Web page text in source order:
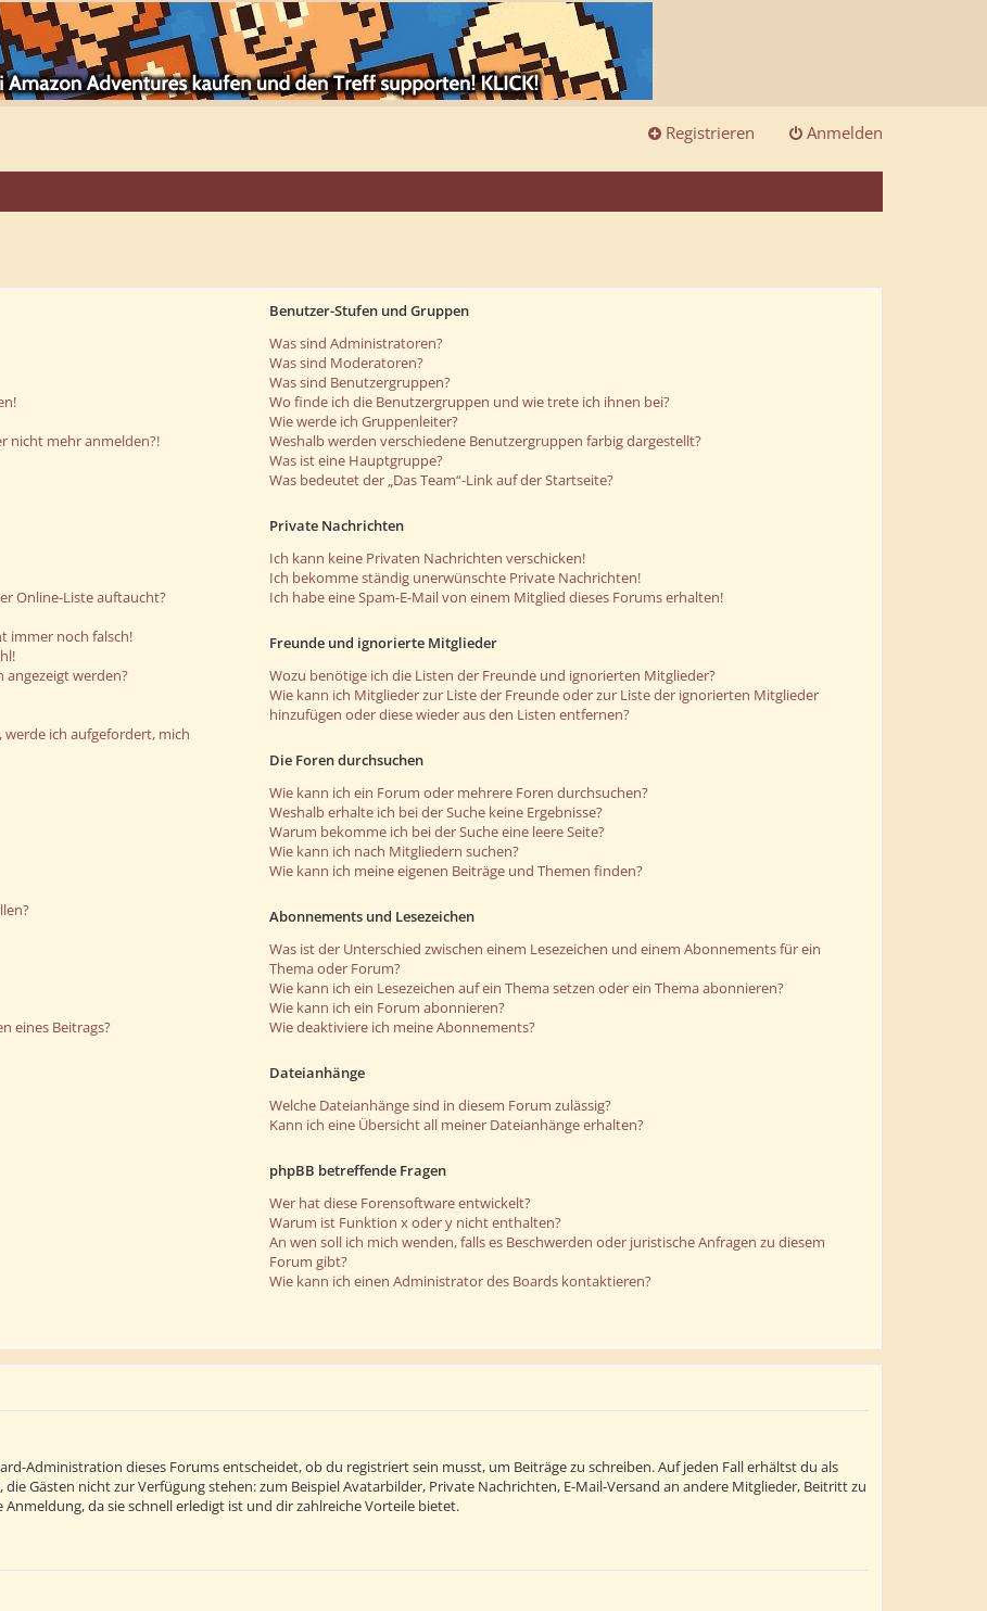
Anmelden
Registrieren
nicht mehr anmelden?!
Online-Liste auftaucht?
immer noch falsch!
angezeigt werden?
werde ich aufgefordert, mich
eines Beitrags?
Benutzer-Stufen und Gruppen
Was sind Administratoren?
Was sind Moderatoren?
Was sind Benutzergruppen?
Wo finde ich die Benutzergruppen und wie trete ich ihnen bei?
Wie werde ich Gruppenleiter?
Weshalb werden verschiedene Benutzergruppen farbig dargestellt?
Was ist eine Hauptgruppe?
Was bedeutet der „Das Team“-Link auf der Startseite?
Private Nachrichten
Ich kann keine Privaten Nachrichten verschicken!
Ich bekomme ständig unerwünschte Private Nachrichten!
Ich habe eine Spam-E-Mail von einem Mitglied dieses Forums erhalten!
Freunde und ignorierte Mitglieder
Wozu benötige ich die Listen der Freunde und ignorierten Mitglieder?
Wie kann ich Mitglieder zur Liste der Freunde oder zur Liste der ignorierten Mitglieder
hinzufügen oder diese wieder aus den Listen entfernen?
Die Foren durchsuchen
Wie kann ich ein Forum oder mehrere Foren durchsuchen?
Weshalb erhalte ich bei der Suche keine Ergebnisse?
Warum bekomme ich bei der Suche eine leere Seite?
Wie kann ich nach Mitgliedern suchen?
Wie kann ich meine eigenen Beiträge und Themen finden?
Abonnements und Lesezeichen
Was ist der Unterschied zwischen einem Lesezeichen und einem Abonnements für ein
Thema oder Forum?
Wie kann ich ein Lesezeichen auf ein Thema setzen oder ein Thema abonnieren?
Wie kann ich ein Forum abonnieren?
Wie deaktiviere ich meine Abonnements?
Dateianhänge
Welche Dateianhänge sind in diesem Forum zulässig?
Kann ich eine Übersicht all meiner Dateianhänge erhalten?
phpBB betreffende Fragen
Wer hat diese Forensoftware entwickelt?
Warum ist Funktion x oder y nicht enthalten?
An wen soll ich mich wenden, falls es Beschwerden oder juristische Anfragen zu diesem
Forum gibt?
Wie kann ich einen Administrator des Boards kontaktieren?
Administration dieses Forums entscheidet, ob du registriert sein musst, um Beiträge zu schreiben. Auf jeden Fall erhältst du als
Gästen nicht zur Verfügung stehen: zum Beispiel Avatarbilder, Private Nachrichten, E-Mail-Versand an andere Mitglieder, Beitritt zu
da sie schnell erledigt ist und dir zahlreiche Vorteile bietet.